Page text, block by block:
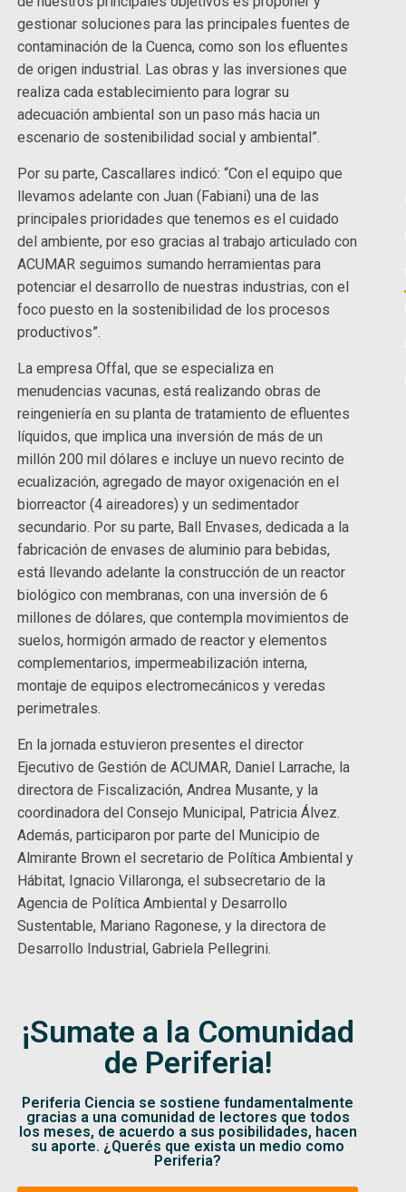
gestionar soluciones para las principales fuentes de
contaminación de la Cuenca, como son los efluentes
de origen industrial. Las obras y las inversiones que
realiza cada establecimiento para lograr su
adecuación ambiental son un paso más hacia un
escenario de sostenibilidad social y ambiental”.
Por su parte, Cascallares indicó: “Con el equipo que
llevamos adelante con Juan (Fabiani) una de las
principales prioridades que tenemos es el cuidado
del ambiente, por eso gracias al trabajo articulado con
ACUMAR seguimos sumando herramientas para
potenciar el desarrollo de nuestras industrias, con el
foco puesto en la sostenibilidad de los procesos
productivos”.
La empresa Offal, que se especializa en
menudencias vacunas, está realizando obras de
reingeniería en su planta de tratamiento de efluentes
líquidos, que implica una inversión de más de un
millón 200 mil dólares e incluye un nuevo recinto de
ecualización, agregado de mayor oxigenación en el
biorreactor (4 aireadores) y un sedimentador
secundario. Por su parte, Ball Envases, dedicada a la
fabricación de envases de aluminio para bebidas,
está llevando adelante la construcción de un reactor
biológico con membranas, con una inversión de 6
millones de dólares, que contempla movimientos de
suelos, hormigón armado de reactor y elementos
complementarios, impermeabilización interna,
montaje de equipos electromecánicos y veredas
perimetrales.
En la jornada estuvieron presentes el director
Ejecutivo de Gestión de ACUMAR, Daniel Larrache, la
directora de Fiscalización, Andrea Musante, y la
coordinadora del Consejo Municipal, Patricia Álvez.
Además, participaron por parte del Municipio de
Almirante Brown el secretario de Política Ambiental y
Hábitat, Ignacio Villaronga, el subsecretario de la
Agencia de Política Ambiental y Desarrollo
Sustentable, Mariano Ragonese, y la directora de
Desarrollo Industrial, Gabriela Pellegrini.
¡Sumate a la Comunidad
de Periferia!
Periferia Ciencia se sostiene fundamentalmente
gracias a una comunidad de lectores que todos
los meses, de acuerdo a sus posibilidades, hacen
su aporte. ¿Querés que exista un medio como
Periferia?